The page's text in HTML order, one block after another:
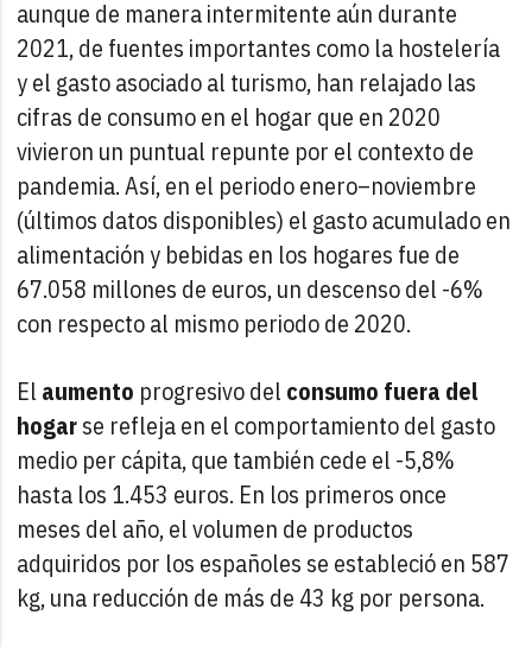
aunque de manera intermitente aún durante
2021, de fuentes importantes como la hostelería
y el gasto asociado al turismo, han relajado las
cifras de consumo en el hogar que en 2020
vivieron un puntual repunte por el contexto de
pandemia. Así, en el periodo enero–noviembre
(últimos datos disponibles) el gasto acumulado en
alimentación y bebidas en los hogares fue de
67.058 millones de euros, un descenso del -6%
con respecto al mismo periodo de 2020.
El aumento progresivo del consumo fuera del
hogarse refleja en el comportamiento del gasto
medio per cápita, que también cede el -5,8%
hasta los 1.453 euros. En los primeros once
meses del año, el volumen de productos
adquiridos por los españoles se estableció en 587
kg, una reducción de más de 43 kg por persona.